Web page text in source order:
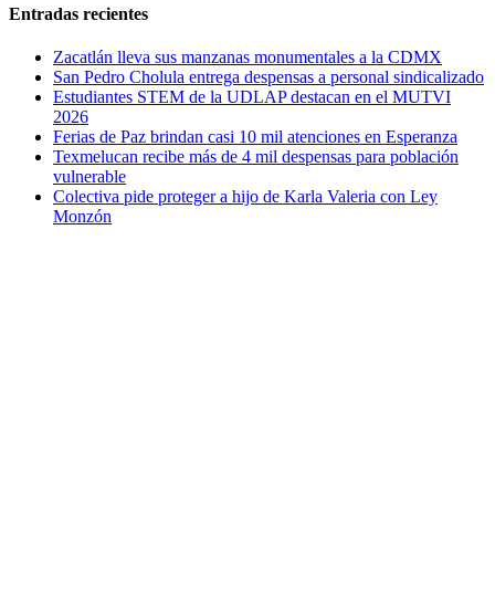
Entradas recientes
Zacatlán lleva sus manzanas monumentales a la CDMX
San Pedro Cholula entrega despensas a personal sindicalizado
Estudiantes STEM de la UDLAP destacan en el MUTVI
2026
Ferias de Paz brindan casi 10 mil atenciones en Esperanza
Texmelucan recibe más de 4 mil despensas para población
vulnerable
Colectiva pide proteger a hijo de Karla Valeria con Ley
Monzón